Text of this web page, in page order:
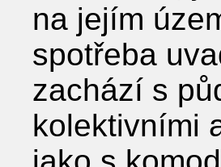
na jejím
spotřeba
zachází s
kolektivními